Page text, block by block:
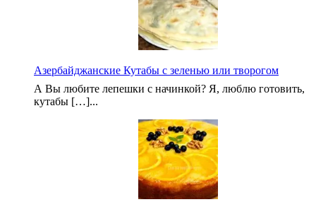
Азербайджанские Кутабы с зеленью или творогом
А Вы любите лепешки с начинкой? Я, люблю готовить,
кутабы […]...